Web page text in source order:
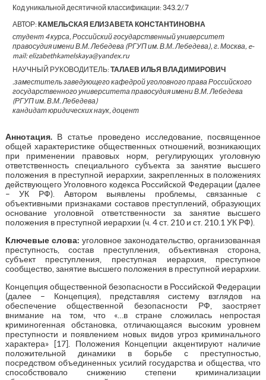
Код уникальной десятичной классификации: 343.2/.7
АВТОР:КАМЕЛЬСКАЯ ЕЛИЗАВЕТА КОНСТАНТИНОВНА
студент 4 курса, Российский государственный университет
правосудия имени В.М. Лебедева (РГУП им. В.М. Лебедева), г. Москва, e-
mail: elizabethkamelskaya@yandex.ru
НАУЧНЫЙ РУКОВОДИТЕЛЬ:ТАЛАЕВ ИЛЬЯ ВЛАДИМИРОВИЧ
.заместитель заведующего кафедрой уголовного права Российского
государственного университета правосудия имени В.М. Лебедева
(РГУП им. В.М. Лебедева)
кандидат юридических наук, доцент
Аннотация.В статье проведено исследование, посвященное
общей характеристике общественных отношений, возникающих
при применении правовых норм, регулирующих уголовную
ответственность специального субъекта за занятие высшего
положения в преступной иерархии, закрепленных в положениях
действующего Уголовного кодекса Российской Федерации (далее
– УК РФ). Автором выявлены проблемы, связанные с
объективными признаками составов преступлений, образующих
основание уголовной ответственности за занятие высшего
положения в преступной иерархии (ч. 4 ст. 210 и ст. 210.1 УК РФ).
Ключевые слова: уголовное законодательство, организованная
преступность, состав преступления, объективная сторона,
субъект преступления, преступная иерархия, преступное
сообщество, занятие высшего положения в преступной иерархии.
Концепция общественной безопасности в Российской Федерации
(далее – Концепция), представляя систему взглядов на
обеспечение общественной безопасности РФ, заостряет
внимание на том, что «…в стране сложилась непростая
криминогенная обстановка, отличающаяся высоким уровнем
преступности и появлением новых видов угроз криминального
характера» [17]. Положения Концепции акцентируют наличие
положительной динамики в борьбе с преступностью,
посредством объединенных усилий государства и общества, что
способствовало снижению степени криминализации